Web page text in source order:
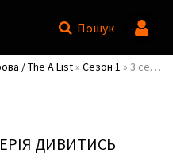
Пошук
/ The A List » Сезон 1 » 3 серія
ДИВИТИСЬ